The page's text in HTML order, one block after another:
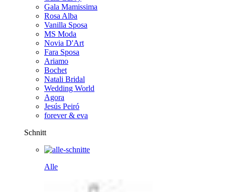
Gala Mamissima
Rosa Alba
Vanilla Sposa
MS Moda
Novia D'Art
Fara Sposa
Ariamo
Bochet
Natali Bridal
Wedding World
Agora
Jesús Peiró
forever & eva
Schnitt
Alle